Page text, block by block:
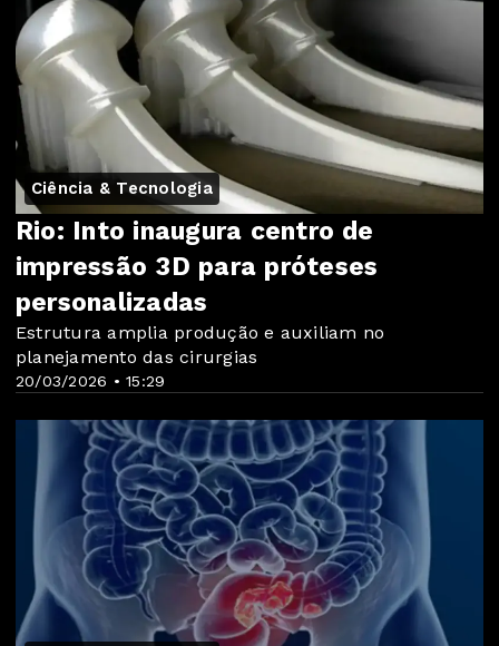
Ciência & Tecnologia
20/03/2026 • 15:29
Rio: Into inaugura centro de
impressão 3D para próteses
personalizadas
Estrutura amplia produção e auxiliam no
planejamento das cirurgias